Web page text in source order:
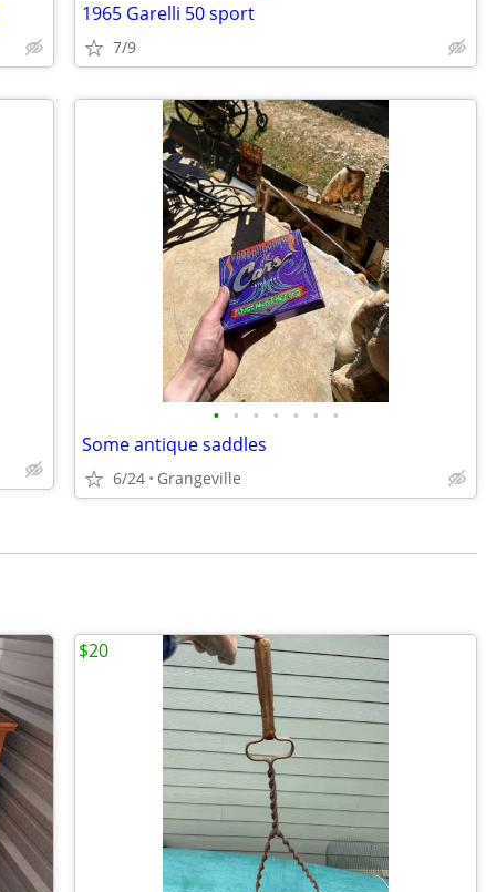
1965 Garelli 50 sport
7/9
• • • • • • •
Some antique saddles
6/24 Grangeville
$20